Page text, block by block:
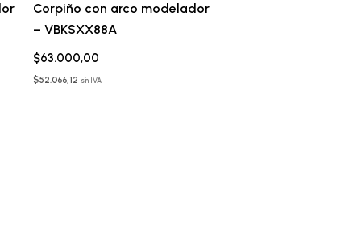
Corpiño con arco modelador
– VBKSXX88A
$63.000,00
$52.066,12 sin IVA